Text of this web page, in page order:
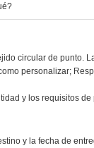
circular de punto.
personalizar;
y los requisitos
y la fecha de